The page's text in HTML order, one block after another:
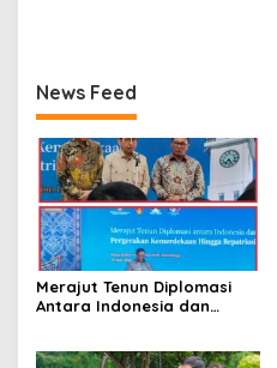
News Feed
Merajut Tenun Diplomasi
Antara Indonesia dan